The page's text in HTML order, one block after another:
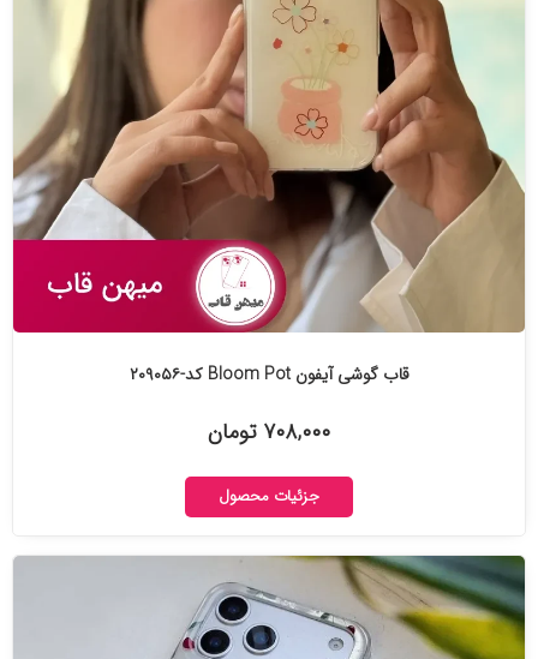
قاب گوشی آیفون Bloom Pot کد-۲۰۹۰۵۶
۷۰۸,۰۰۰ تومان
جزئیات محصول